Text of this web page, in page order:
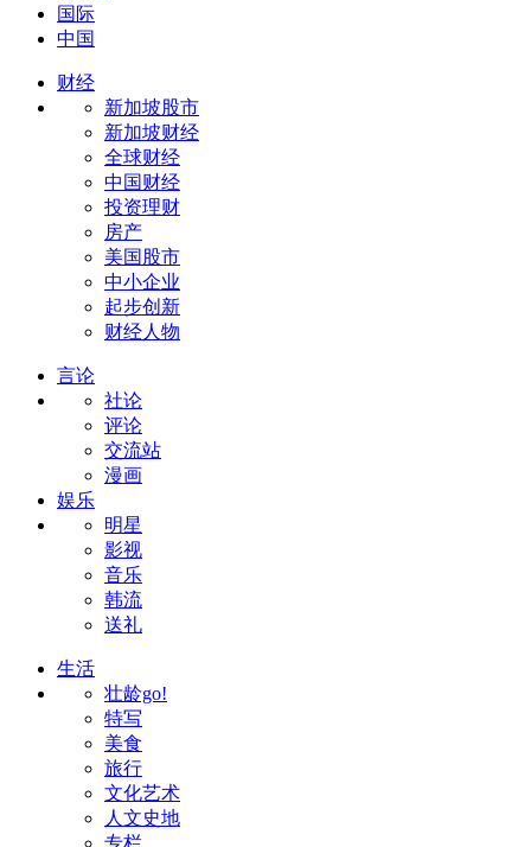
国际
中国
财经
新加坡股市
新加坡财经
全球财经
中国财经
投资理财
房产
美国股市
中小企业
起步创新
财经人物
言论
社论
评论
交流站
漫画
娱乐
明星
影视
音乐
韩流
送礼
生活
壮龄go!
特写
美食
旅行
文化艺术
人文史地
专栏